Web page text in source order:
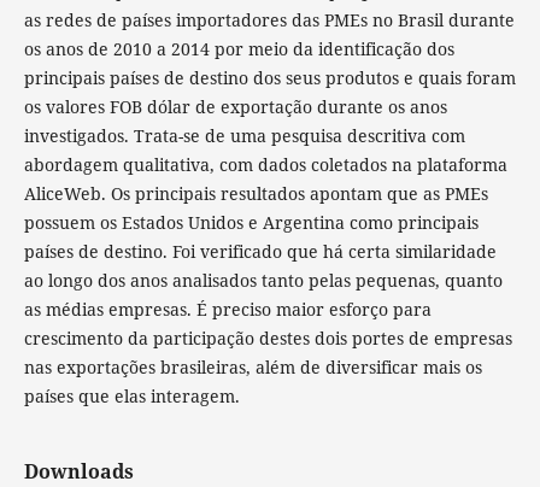
as redes de países importadores das PMEs no Brasil durante
os anos de 2010 a 2014 por meio da identificação dos
principais países de destino dos seus produtos e quais foram
os valores FOB dólar de exportação durante os anos
investigados. Trata-se de uma pesquisa descritiva com
abordagem qualitativa, com dados coletados na plataforma
AliceWeb. Os principais resultados apontam que as PMEs
possuem os Estados Unidos e Argentina como principais
países de destino. Foi verificado que há certa similaridade
ao longo dos anos analisados tanto pelas pequenas, quanto
as médias empresas. É preciso maior esforço para
crescimento da participação destes dois portes de empresas
nas exportações brasileiras, além de diversificar mais os
países que elas interagem.
Downloads